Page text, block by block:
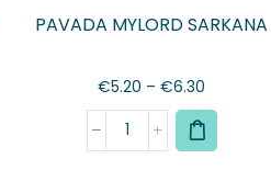
PAVADA MYLORD SARKANA
€5.20 – €6.30